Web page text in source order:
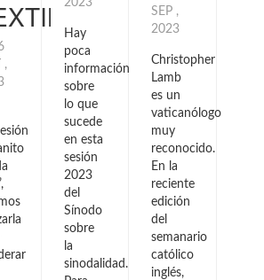
,
2023
Hay
poca
información
sobre
lo que
sucede
en esta
sesión
2023
del
Sínodo
sobre
la
sinodalidad.
SEP ,
2023
Christopher
Lamb
es un
vaticanólogo
muy
reconocido.
En la
reciente
edición
del
semanario
católico
inglés,